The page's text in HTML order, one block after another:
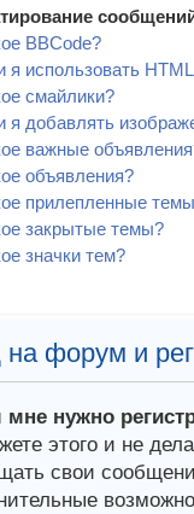
BBCode?
я использовать
смайлики?
я добавлять
важные
объявления?
прилепленные
закрытые темы?
значки тем?
на форум и
нужно
этого и не
свои